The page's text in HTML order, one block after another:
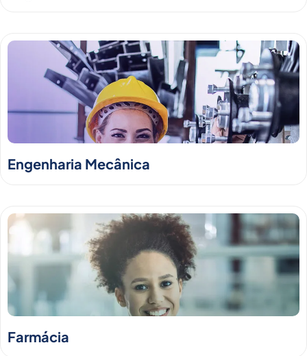
Engenharia Mecânica
Farmácia